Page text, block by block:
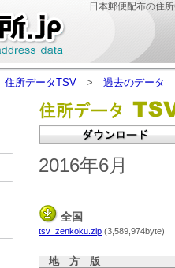
日本郵便配布の住
住所データTSV > 過去のデータ
2016年6月
全国
tsv_zenkoku.zip (3,589,974byte)
地 方 版